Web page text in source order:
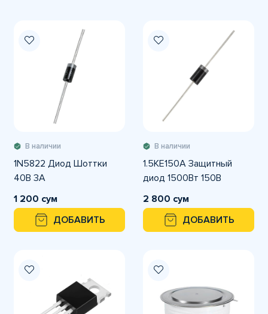
В наличии
1N5822 Диод Шоттки
40В 3А
1 200 сум
ДОБАВИТЬ
В наличии
1.5KE150A Защитный
диод 1500Вт 150В
2 800 сум
ДОБАВИТЬ